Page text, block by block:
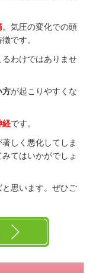
。気圧の変化での頭
です。
わけではありませ
方が起こりやすくな
経です。
しく悪化してしま
てはいかがでしょ
思います。ぜひご